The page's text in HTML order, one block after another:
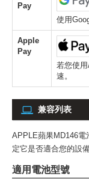
Pay
使用
Apple
Pay
若您使
速。
兼容列表
APPLE蘋果MD146電
定它是否適合您的設
適用電池型號